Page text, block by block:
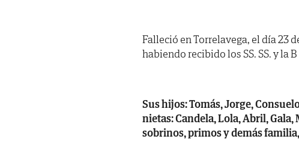
Falleció en Torrelavega, el día 23
habiendo recibido los SS. SS. y la
Sus hijos: Tomás, Jorge,
nietas: Candela, Lola, Abril,
sobrinos, primos y demás familia,